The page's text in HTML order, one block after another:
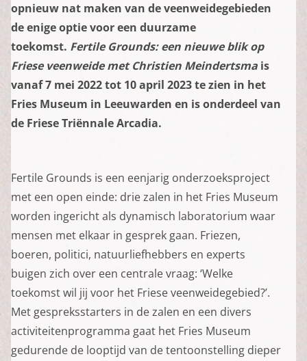
opnieuw nat maken van de veenweidegebieden
de enige optie voor een duurzame
toekomst. Fertile Grounds: een nieuwe blik op
Friese veenweide met Christien Meindertsma is
vanaf 7 mei 2022 tot 10 april 2023 te zien in het
Fries Museum in Leeuwarden en is onderdeel van
de Friese Triënnale Arcadia.
Fertile Grounds is een eenjarig onderzoeksproject
met een open einde: drie zalen in het Fries Museum
worden ingericht als dynamisch laboratorium waar
mensen met elkaar in gesprek gaan. Friezen,
boeren, politici, natuurliefhebbers en experts
buigen zich over een centrale vraag: ‘Welke
toekomst wil jij voor het Friese veenweidegebied?’.
Met gespreksstarters in de zalen en een divers
activiteitenprogramma gaat het Fries Museum
gedurende de looptijd van de tentoonstelling dieper